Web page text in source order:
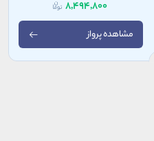
8,494,800
مشاهده پرواز